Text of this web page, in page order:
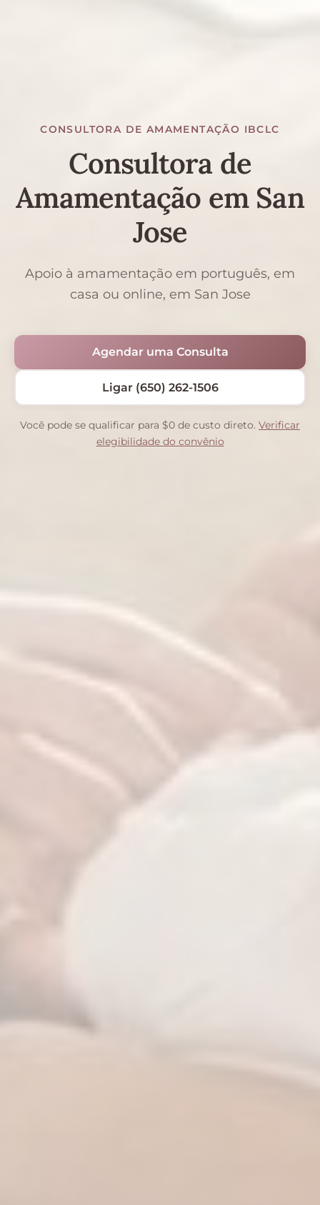
CONSULTORA DE AMAMENTAÇÃO IBCLC
Consultora de
Amamentação em San
Jose
Apoio à amamentação em português, em
casa ou online, em San Jose
Agendar uma Consulta
Ligar (650) 262-1506
Você pode se qualificar para $0 de custo direto. Verificar
elegibilidade do convênio